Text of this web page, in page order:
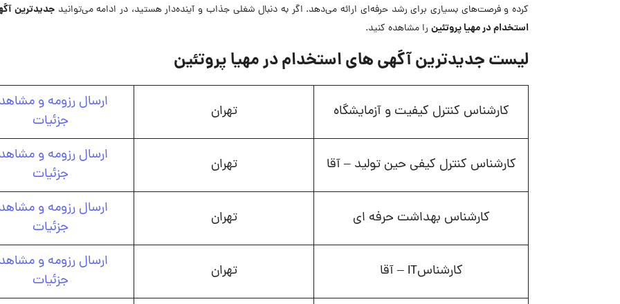
کرده و فرصت‌های بسیاری برای رشد حرفه‌ای ارائه می‌دهد. اگر به دنبال شغلی جذاب و آینده‌دار هستید، در ادامه می‌توانیدجدیدترین
استخدام در مهیا پروتئین را مشاهده کنید.
لیست جدیدترین آگهی های استخدام در مهیا پروتئین
کارشناس کنترل کیفیت و آزمایشگاه تهران
ارسال رزومه و
جزئیات
کارشناس کنترل کیفی حین تولید – آقا تهران
ارسال رزومه و
جزئیات
کارشناس بهداشت حرفه ای تهران
ارسال رزومه و
جزئیات
کارشناسIT – آقا تهران
ارسال رزومه و
جزئیات